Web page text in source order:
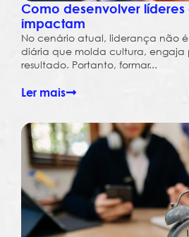
Como desenvolver líderes
impactam
No cenário atual, liderança não
diária que molda cultura, engaja
resultado. Portanto, formar...
Ler mais